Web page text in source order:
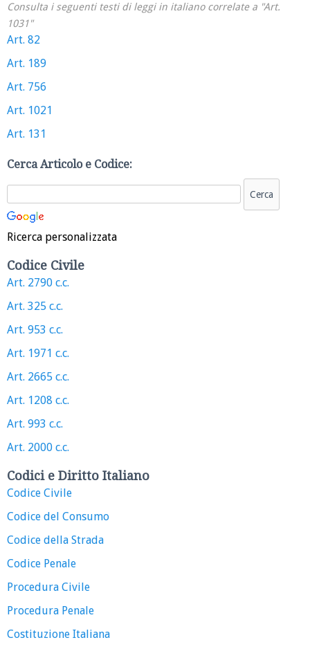
Consulta i seguenti testi di leggi in italiano correlate a "Art.
1031"
Art. 82
Art. 189
Art. 756
Art. 1021
Art. 131
Cerca Articolo e Codice:
Ricerca personalizzata
Codice Civile
Art. 2790 c.c.
Art. 325 c.c.
Art. 953 c.c.
Art. 1971 c.c.
Art. 2665 c.c.
Art. 1208 c.c.
Art. 993 c.c.
Art. 2000 c.c.
Codici e Diritto Italiano
Codice Civile
Codice del Consumo
Codice della Strada
Codice Penale
Procedura Civile
Procedura Penale
Costituzione Italiana